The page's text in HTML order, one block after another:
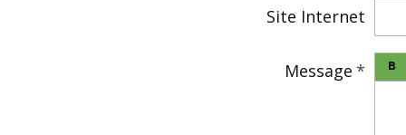
Site Internet
Message